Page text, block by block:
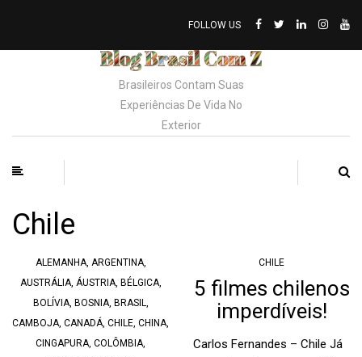
FOLLOW US
Brasileiros Contam Suas
Experiências De Vida No
Exterior
Chile
ALEMANHA, ARGENTINA,
AUSTRÁLIA, ÁUSTRIA, BÉLGICA,
BOLÍVIA, BOSNIA, BRASIL,
CAMBOJA, CANADÁ, CHILE, CHINA,
CINGAPURA, COLÔMBIA,
CHILE
5 filmes chilenos
imperdíveis!
Carlos Fernandes – Chile Já